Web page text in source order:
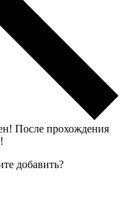
После прохождения
добавить?